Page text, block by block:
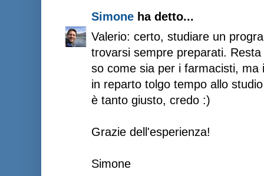
Simone ha detto...
Valerio: certo, studiare un
trovarsi sempre preparati.
so come sia per i farmacisti,
in reparto tolgo tempo allo
è tanto giusto, credo :)
Grazie dell'esperienza!
Simone